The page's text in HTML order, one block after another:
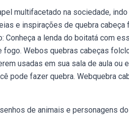
multifacetado na sociedade,
e inspirações de quebra
a lenda do boitatá com
Webos quebras cabeças
usadas em sua sala de aula ou
pode fazer quebra. Webquebra
de animais e personagens